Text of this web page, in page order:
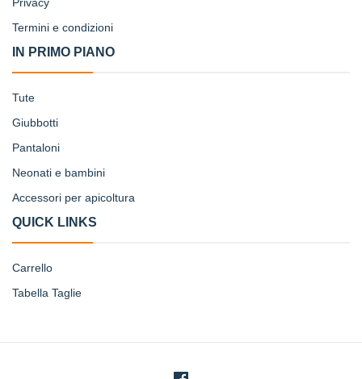
Termini e condizioni
IN PRIMO PIANO
Tute
Giubbotti
Pantaloni
Neonati e bambini
Accessori per apicoltura
QUICK LINKS
Carrello
Tabella Taglie